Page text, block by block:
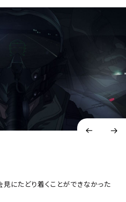
見にたどり着くことができなかった